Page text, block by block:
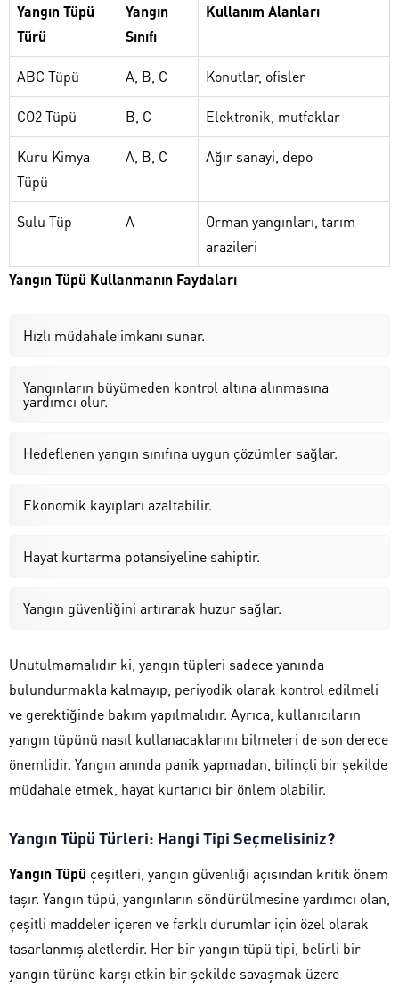
Yangın Tüpü
Türü
Yangın
Sınıfı
Kullanım Alanları
ABC Tüpü A, B, C Konutlar, ofisler
CO2 Tüpü B, C Elektronik, mutfaklar
Kuru Kimya
Tüpü
A, B, C Ağır sanayi, depo
Sulu Tüp A
Orman yangınları, tarım
arazileri
Yangın Tüpü Kullanmanın Faydaları
Hızlı müdahale imkanı sunar.
Yangınların büyümeden kontrol altına alınmasına
yardımcı olur.
Hedeflenen yangın sınıfına uygun çözümler sağlar.
Ekonomik kayıpları azaltabilir.
Hayat kurtarma potansiyeline sahiptir.
Yangın güvenliğini artırarak huzur sağlar.
Unutulmamalıdır ki, yangın tüpleri sadece yanında
bulundurmakla kalmayıp, periyodik olarak kontrol edilmeli
ve gerektiğinde bakım yapılmalıdır. Ayrıca, kullanıcıların
yangın tüpünü nasıl kullanacaklarını bilmeleri de son derece
önemlidir. Yangın anında panik yapmadan, bilinçli bir şekilde
müdahale etmek, hayat kurtarıcı bir önlem olabilir.
Yangın Tüpü Türleri: Hangi Tipi Seçmelisiniz?
Yangın Tüpü çeşitleri, yangın güvenliği açısından kritik önem
taşır. Yangın tüpü, yangınların söndürülmesine yardımcı olan,
çeşitli maddeler içeren ve farklı durumlar için özel olarak
tasarlanmış aletlerdir. Her bir yangın tüpü tipi, belirli bir
yangın türüne karşı etkin bir şekilde savaşmak üzere